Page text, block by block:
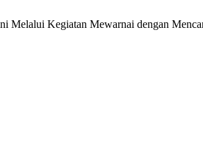
Kegiatan Mewarnai dengan